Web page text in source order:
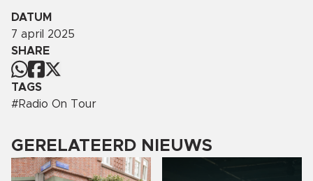
DATUM
7 april 2025
SHARE
TAGS
#Radio On Tour
GERELATEERD NIEUWS